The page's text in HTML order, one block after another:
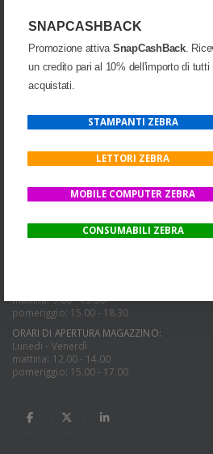
SNAPCASHBACK
Promozione attiva SnapCashBack.
un credito pari al 10% dell'importo di tutti
acquistati.
STAMPANTI ZEBRA
LETTORI ZEBRA
MOBILE COMPUTER ZEBRA
CONSUMABILI ZEBRA
INDIRIZZO:
Via Cap. Luca Mazzella, 40-44
82100 Benevento(BN)
PARTITA IVA:
21080
SDI:
mattina: 9.00 - 13.30
pomeriggio: 15.00 - 18.30
ORARI DI APERTURA MAGAZZINO:
Lunedi - Venerdì
mattina: 12.00 - 14.00
pomeriggio: 15.00 - 17.00